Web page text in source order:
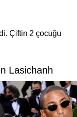
Çiftin 2 çocuğu
Lasichanh